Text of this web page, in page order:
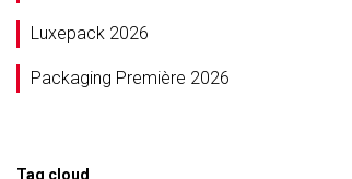
Luxepack 2026
Packaging Première 2026
Tag cloud